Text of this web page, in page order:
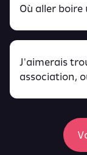
Retrouve
Où aller boire
retrouver ici
J'aimerais
association,